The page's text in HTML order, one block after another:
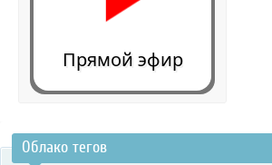
Прямой эфир
Облако тегов